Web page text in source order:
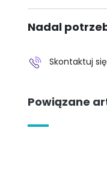
Nadal
Skontaktuj
Powiązane